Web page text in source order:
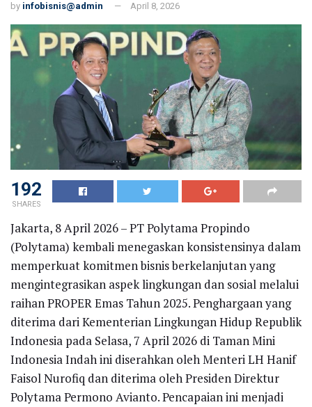
by infobisnis@admin April 8, 2026
192
SHARES
Jakarta, 8 April 2026 – PT Polytama Propindo
(Polytama) kembali menegaskan konsistensinya dalam
memperkuat komitmen bisnis berkelanjutan yang
mengintegrasikan aspek lingkungan dan sosial melalui
raihan PROPER Emas Tahun 2025. Penghargaan yang
diterima dari Kementerian Lingkungan Hidup Republik
Indonesia pada Selasa, 7 April 2026 di Taman Mini
Indonesia Indah ini diserahkan oleh Menteri LH Hanif
Faisol Nurofiq dan diterima oleh Presiden Direktur
Polytama Permono Avianto. Pencapaian ini menjadi